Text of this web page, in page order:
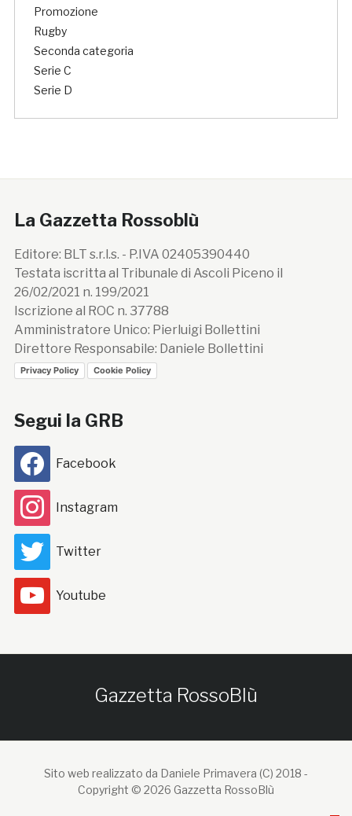
Promozione
Rugby
Seconda categoria
Serie C
Serie D
La Gazzetta Rossoblù
Editore: BLT s.r.l.s. - P.IVA 02405390440
Testata iscritta al Tribunale di Ascoli Piceno il
26/02/2021 n. 199/2021
Iscrizione al ROC n. 37788
Amministratore Unico: Pierluigi Bollettini
Direttore Responsabile: Daniele Bollettini
Privacy Policy Cookie Policy
Segui la GRB
Facebook
Instagram
Twitter
Youtube
Gazzetta RossoBlù
Sito web realizzato da Daniele Primavera (C) 2018 -
Copyright © 2026 Gazzetta RossoBlù